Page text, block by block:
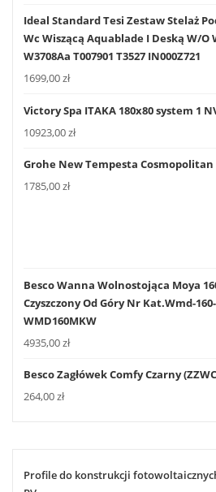
Ideal Standard Tesi Zestaw Stelaż
Wc Wiszącą Aquablade I Deską W/O
W3708Aa T007901 T3527 IN000Z721
1699,00zł
Victory Spa ITAKA 180x80 system 1
10923,00zł
Grohe New Tempesta Cosmopolitan
1785,00zł
Besco Wanna Wolnostojąca Moya
Czyszczony Od Góry Nr Kat.Wmd-
WMD160MKW
4935,00zł
Besco Zagłówek Comfy Czarny
264,00zł
Profile do konstrukcji